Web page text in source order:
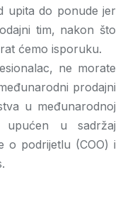
upita do ponude jer
tim, nakon što
ćemo isporuku.
ne morate
prodajni
u međunarodnoj
u sadržaj
o podrijetlu (COO) i